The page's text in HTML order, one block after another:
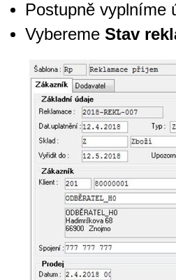
Postupně vyplníme
Vybereme Stav